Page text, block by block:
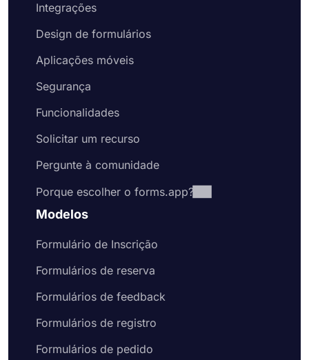
Integrações
Design de formulários
Aplicações móveis
Segurança
Funcionalidades
Solicitar um recurso
Pergunte à comunidade
Porque escolher o forms.app?
Modelos
Formulário de Inscrição
Formulários de reserva
Formulários de feedback
Formulários de registro
Formulários de pedido